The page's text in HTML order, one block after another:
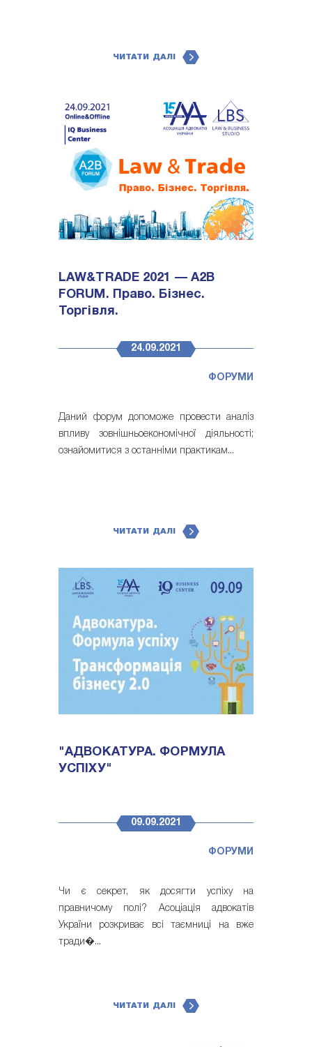
ЧИТАТИ ДАЛІ
LAW&TRADE 2021 — A2B
FORUM. Право. Бізнес.
Торгівля.
24.09.2021
ФОРУМИ
Даний форум допоможе провести аналіз
впливу зовнішньоекономічної діяльності;
ознайомитися з останніми практикам...
ЧИТАТИ ДАЛІ
"АДВОКАТУРА. ФОРМУЛА
УСПІХУ"
09.09.2021
ФОРУМИ
Чи є секрет, як досягти успіху на
правничому полі? Асоціація адвокатів
України розкриває всі таємниці на вже
тради�...
ЧИТАТИ ДАЛІ